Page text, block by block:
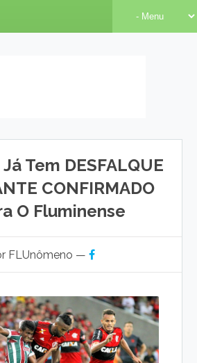
Tem DESFALQUE
CONFIRMADO
O Fluminense
FLUnômeno —